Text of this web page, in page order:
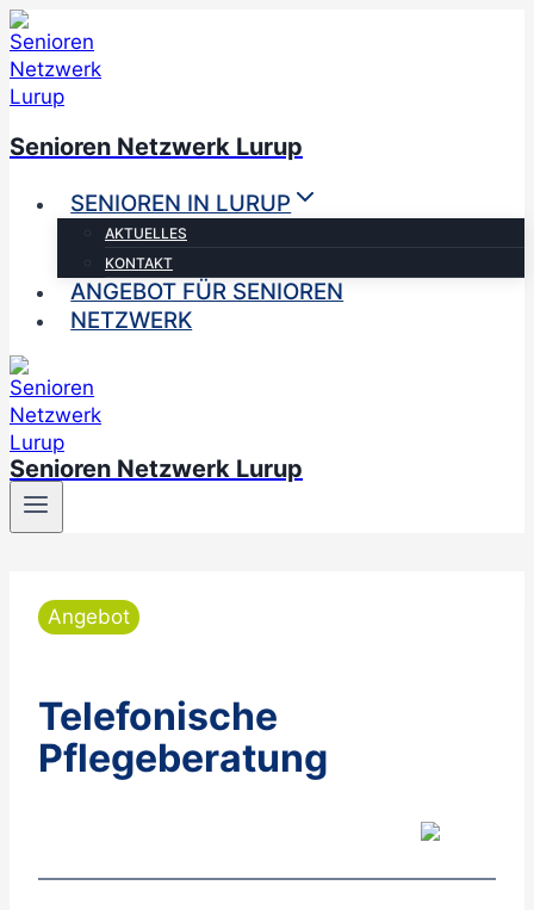
Zum
Inhalt
springen
Senioren Netzwerk Lurup
SENIOREN IN LURUP
AKTUELLES
KONTAKT
ANGEBOT FÜR SENIOREN
NETZWERK
Senioren Netzwerk Lurup
Telefonische
Pflegeberatung
Angebot